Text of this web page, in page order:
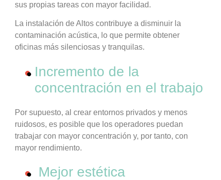
sus propias tareas con mayor facilidad.
La instalación de Altos contribuye a disminuir la
contaminación acústica, lo que permite obtener
oficinas más silenciosas y tranquilas.
Incremento de la
concentración en el trabajo
Por supuesto, al crear entornos privados y menos
ruidosos, es posible que los operadores puedan
trabajar con mayor concentración y, por tanto, con
mayor rendimiento.
Mejor estética